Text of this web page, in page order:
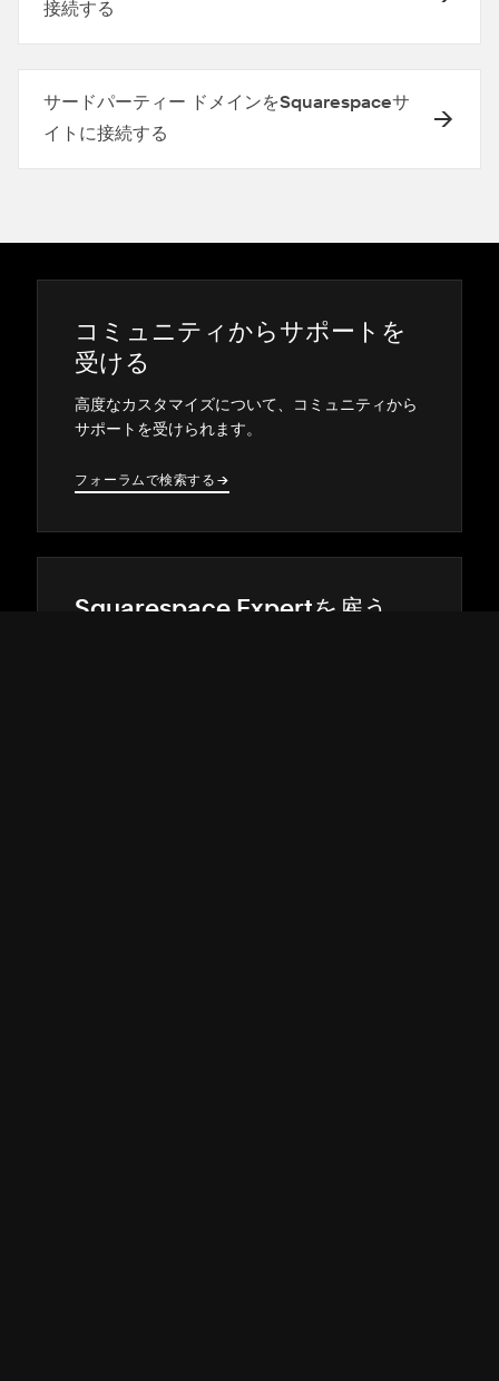
接続する
サードパーティー ドメインをSquarespaceサ
イトに接続する
コミ⁠ュニテ⁠ィからサポ⁠ートを
受ける
高度なカスタマイズについて⁠、コミ⁠ュニテ⁠ィから
サポ⁠ートを受けられます⁠。
フ⁠ォ⁠ーラムで検索する →
→
Squarespace Expertを雇う